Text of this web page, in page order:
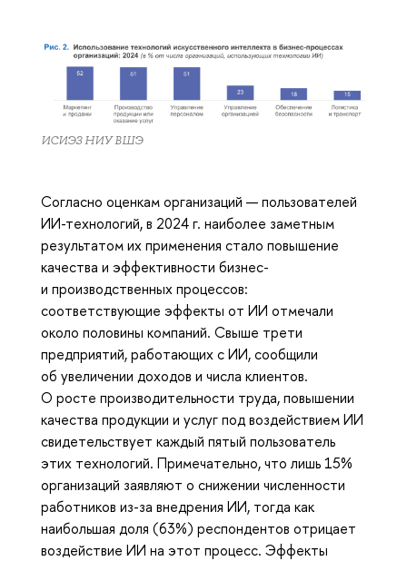
ИСИЭЗ НИУ ВШЭ
Согласно оценкам организаций — пользователей
ИИ-технологий, в 2024 г. наиболее заметным
результатом их применения стало повышение
качества и эффективности бизнес-
и производственных процессов:
соответствующие эффекты от ИИ отмечали
около половины компаний. Свыше трети
предприятий, работающих с ИИ, сообщили
об увеличении доходов и числа клиентов.
О росте производительности труда, повышении
качества продукции и услуг под воздействием ИИ
свидетельствует каждый пятый пользователь
этих технологий. Примечательно, что лишь 15%
организаций заявляют о снижении численности
работников из-за внедрения ИИ, тогда как
наибольшая доля (63%) респондентов отрицает
воздействие ИИ на этот процесс. Эффекты